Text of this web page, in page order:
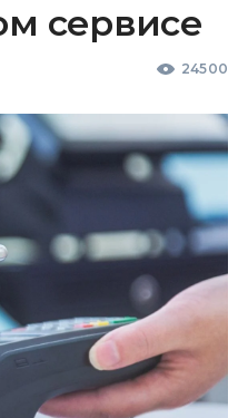
сервисе
24500